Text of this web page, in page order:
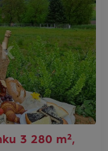
3 280 m²,